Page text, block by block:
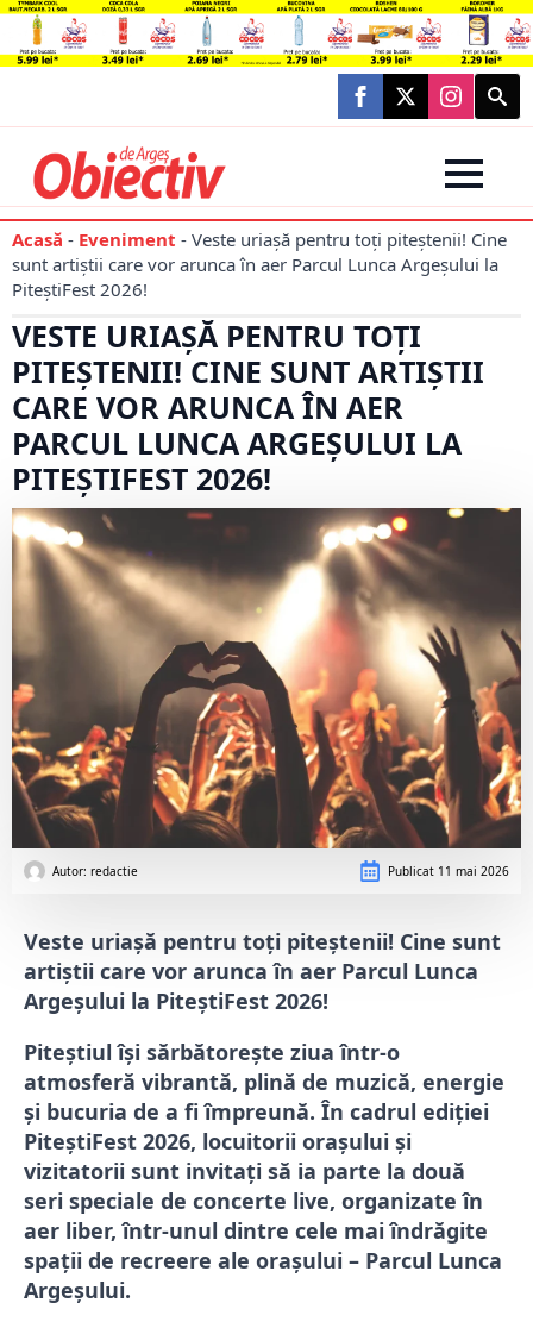
Search
for:
Acasă - Eveniment - Veste uriașă pentru toți piteștenii! Cine
sunt artiștii care vor arunca în aer Parcul Lunca Argeșului la
PiteștiFest 2026!
VESTE URIAȘĂ PENTRU TOȚI
PITEȘTENII! CINE SUNT ARTIȘTII
CARE VOR ARUNCA ÎN AER
PARCUL LUNCA ARGEȘULUI LA
PITEȘTIFEST 2026!
Autor: redactie Publicat 11 mai 2026
Veste uriașă pentru toți piteștenii! Cine sunt
artiștii care vor arunca în aer Parcul Lunca
Argeșului la PiteștiFest 2026!
Piteștiul își sărbătorește ziua într-o
atmosferă vibrantă, plină de muzică, energie
și bucuria de a fi împreună. În cadrul ediției
PiteștiFest 2026, locuitorii orașului și
vizitatorii sunt invitați să ia parte la două
seri speciale de concerte live, organizate în
aer liber, într-unul dintre cele mai îndrăgite
spații de recreere ale orașului – Parcul Lunca
Argeșului.